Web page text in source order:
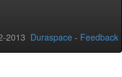
2013 Duraspace - Feedback